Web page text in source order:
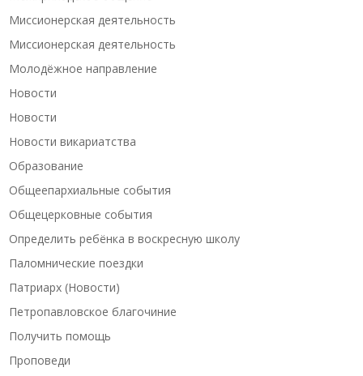
Миссионерская деятельность
Миссионерская деятельность
Молодёжное направление
Новости
Новости
Новости викариатства
Образование
Общеепархиальные события
Общецерковные события
Определить ребёнка в воскресную школу
Паломнические поездки
Патриарх (Новости)
Петропавловское благочиние
Получить помощь
Проповеди